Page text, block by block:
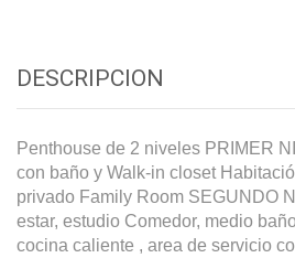
DESCRIPCION
Penthouse de 2 niveles PRIMER
con baño y Walk-in closet
privado Family Room SEGUNDO
estar, estudio Comedor, medio
cocina caliente , area de servicio